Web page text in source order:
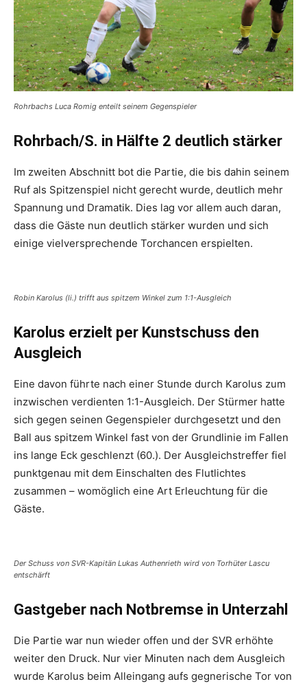
Rohrbachs Luca Romig enteilt seinem Gegenspieler
Rohrbach/S. in Hälfte 2 deutlich stärker
Im zweiten Abschnitt bot die Partie, die bis dahin seinem
Ruf als Spitzenspiel nicht gerecht wurde, deutlich mehr
Spannung und Dramatik. Dies lag vor allem auch daran,
dass die Gäste nun deutlich stärker wurden und sich
einige vielversprechende Torchancen erspielten.
Robin Karolus (li.) trifft aus spitzem Winkel zum 1:1-Ausgleich
Karolus erzielt per Kunstschuss den
Ausgleich
Eine davon führte nach einer Stunde durch Karolus zum
inzwischen verdienten 1:1-Ausgleich. Der Stürmer hatte
sich gegen seinen Gegenspieler durchgesetzt und den
Ball aus spitzem Winkel fast von der Grundlinie im Fallen
ins lange Eck geschlenzt (60.). Der Ausgleichstreffer fiel
punktgenau mit dem Einschalten des Flutlichtes
zusammen – womöglich eine Art Erleuchtung für die
Gäste.
Der Schuss von SVR-Kapitän Lukas Authenrieth wird von Torhüter Lascu
entschärft
Gastgeber nach Notbremse in Unterzahl
Die Partie war nun wieder offen und der SVR erhöhte
weiter den Druck. Nur vier Minuten nach dem Ausgleich
wurde Karolus beim Alleingang aufs gegnerische Tor von